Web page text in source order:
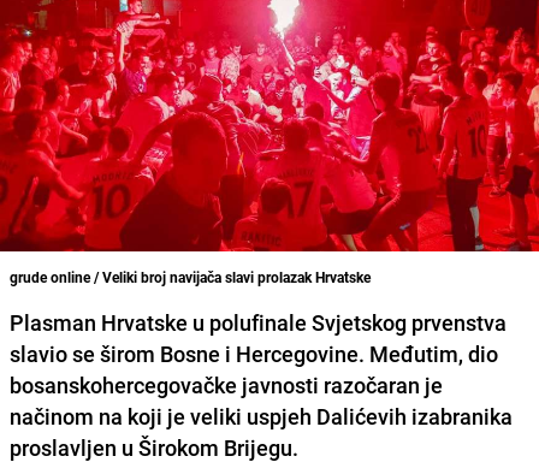
grude online / Veliki broj navijača slavi prolazak Hrvatske
Plasman Hrvatske u polufinale Svjetskog prvenstva
slavio se širom Bosne i Hercegovine. Međutim, dio
bosanskohercegovačke javnosti razočaran je
načinom na koji je veliki uspjeh Dalićevih izabranika
proslavljen u Širokom Brijegu.